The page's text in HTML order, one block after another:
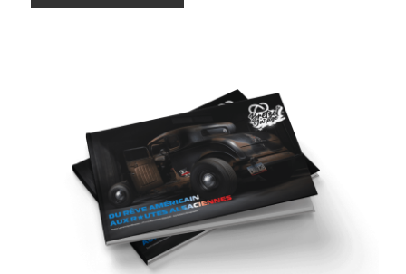
Bretzel Garage Tome 2 – Spécial
véhicules américains